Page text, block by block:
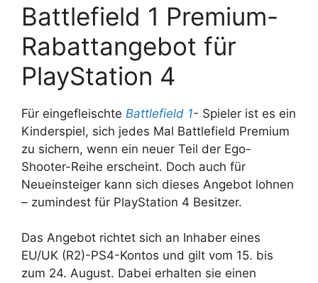
Battlefield 1 Premium-
Rabattangebot für
PlayStation 4
Für eingefleischte Battlefield 1- Spieler ist es ein
Kinderspiel, sich jedes Mal Battlefield Premium
zu sichern, wenn ein neuer Teil der Ego-
Shooter-Reihe erscheint. Doch auch für
Neueinsteiger kann sich dieses Angebot lohnen
– zumindest für PlayStation 4 Besitzer.
Das Angebot richtet sich an Inhaber eines
EU/UK (R2)-PS4-Kontos und gilt vom 15. bis
zum 24. August. Dabei erhalten sie einen